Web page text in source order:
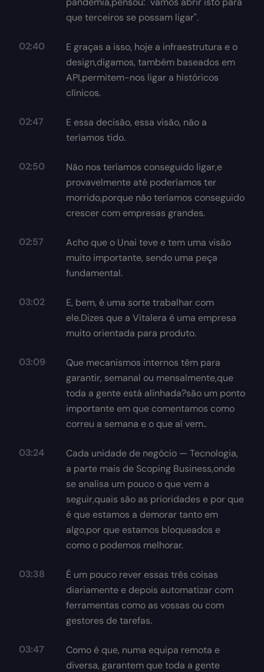
que terceiros se possam ligar".
02:40
E graças a isso, hoje a infraestrutura e o
design,digamos, também baseados em
API,permitem-nos ligar a históricos
clínicos.
02:47
E essa decisão, essa visão, não a
teríamos tido.
02:50
Não nos teríamos conseguido ligar,e
provavelmente até poderíamos ter
morrido,porque não teríamos conseguido
crescer com empresas grandes.
02:57
Acho que o Unai teve e tem uma visão
muito importante, sendo uma peça
fundamental.
03:02
E, bem, é uma sorte trabalhar com
ele.Dizes que a Vitalera é uma empresa
muito orientada para produto.
03:09
Que mecanismos internos têm para
garantir, semanal ou mensalmente,que
toda a gente está alinhada?são um ponto
importante em que comentamos como
correu a semana e o que aí vem..
03:24
Cada unidade de negócio — Tecnologia,
a parte mais de Scoping Business,onde
se analisa um pouco o que vem a
seguir,quais são as prioridades e por que
é que estamos a demorar tanto em
algo,por que estamos bloqueados e
como o podemos melhorar.
03:38
É um pouco rever essas três coisas
diariamente e depois automatizar com
ferramentas como as vossas ou com
gestores de tarefas.
03:47
Como é que, numa equipa remota e
diversa, garantem que toda a gente